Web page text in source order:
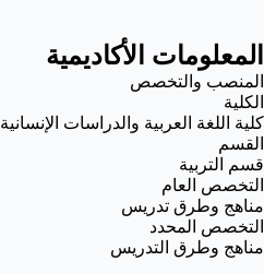
المعلومات الأكاديمية
المنصب والتخصص
الكلية
كلية اللغة العربية والدراسات الإنسانية
القسم
قسم التربية
التخصص العام
مناهج وطرق تدريس
التخصص المحدد
مناهج وطرق التدريس